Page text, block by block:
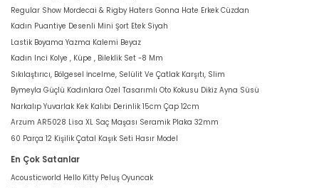
Regular Show Mordecai & Rigby Haters Gonna Hate Erkek Cüzdan
Kadın Puantiye Desenli Mini Şort Etek Siyah
Lastik Boyama Yazma Kalemi Beyaz
Kadın Inci Kolye , Küpe , Bileklik Set -8 Mm
Sıkılaştırıcı, Bölgesel İncelme, Selülit Ve Çatlak Karşıtı, Slim
Bymeyla Güçlü Kadınlara Özel Tasarımlı Oto Kokusu Dikiz Ayna Süsü
Narkalıp Yuvarlak Kek Kalıbı Derinlik 15cm Çap 12cm
Arzum AR5028 Lisa XL Saç Maşası Seramik Plaka 32mm
60 Parça 12 Kişilik Çatal Kaşık Seti Hasır Model
En Çok Satanlar
Acousticworld Hello Kitty Peluş Oyuncak